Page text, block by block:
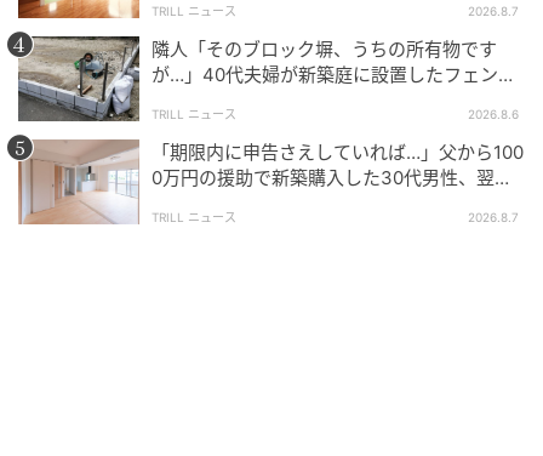
ぎるようになったのです。
実際、消費者庁も住宅の窓やベランダからの子どもの
転落事故について繰り返し注意喚起を行っています。
事故の多くは、保護者が少し目を離した隙や、子ども
が椅子や収納ボックスなどを足場にしたことで発生し
ています。
TRILL ニュース 2026.8.7
隣人「そのブロック塀、うちの所有物です
が…」40代夫婦が新築庭に設置したフェン
TRILL ニュース 2026.8.6
「期限内に申告さえしていれば…」父から100
0万円の援助で新築購入した30代男性、翌年
TRILL ニュース 2026.8.7